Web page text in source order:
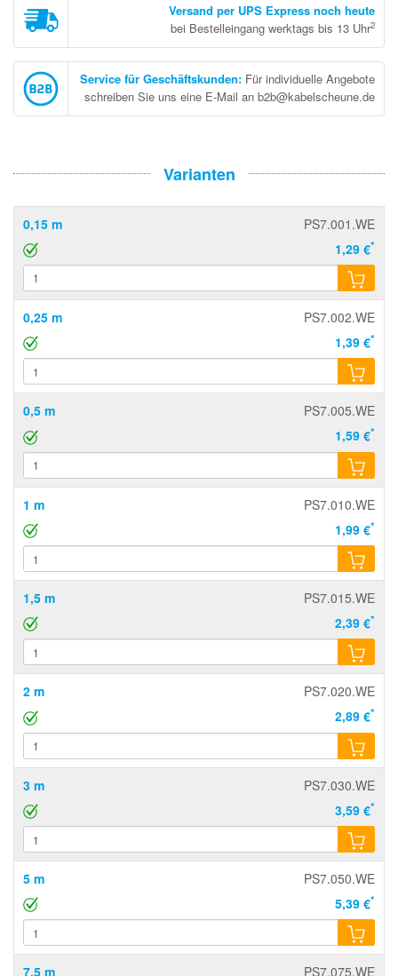
Versand per UPS Express noch heute
bei Bestelleingang werktags bis 13 Uhr2
Service für Geschäftskunden: Für individuelle Angebote
schreiben Sie uns eine E-Mail an b2b@kabelscheune.de
Varianten
0,15 m
PS7.001.WE
1,29 €*
0,25 m
PS7.002.WE
1,39 €*
0,5 m
PS7.005.WE
1,59 €*
1 m
PS7.010.WE
1,99 €*
1,5 m
PS7.015.WE
2,39 €*
2 m
PS7.020.WE
2,89 €*
3 m
PS7.030.WE
3,59 €*
5 m
PS7.050.WE
5,39 €*
7,5 m
PS7.075.WE